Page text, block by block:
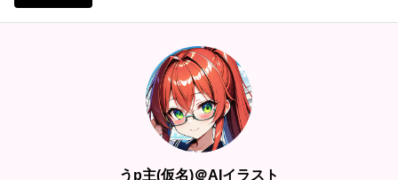
うp主(仮名)＠AIイラスト